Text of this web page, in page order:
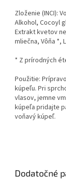
Zloženie (INCI):
Alkohol, Cocoyl
Extrakt kvetov
mliečna, Vôňa *,
* Z prírodných
Použitie:
kúpeľu. Pri
vlasov, jemne
kúpeľa pridajte
voňavý kúpeľ.
Dodatočné